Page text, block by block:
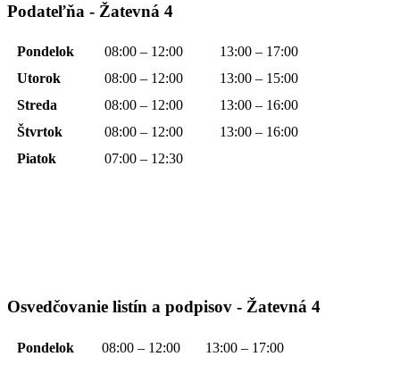
Podateľňa - Žatevná 4
Pondelok 08:00 – 12:00
13:00 – 17:00
Utorok
08:00 – 12:00
13:00 – 15:00
Streda
08:00 – 12:00
13:00 – 16:00
Štvrtok
08:00 – 12:00
13:00 – 16:00
Piatok
07:00 – 12:30
Osvedčovanie listín a podpisov - Žatevná 4
Pondelok 08:00 – 12:00 13:00 – 17:00